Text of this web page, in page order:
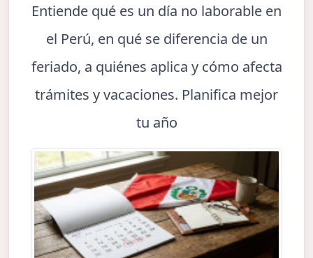
Entiende qué es un día no laborable en
el Perú, en qué se diferencia de un
feriado, a quiénes aplica y cómo afecta
trámites y vacaciones. Planifica mejor
tu año